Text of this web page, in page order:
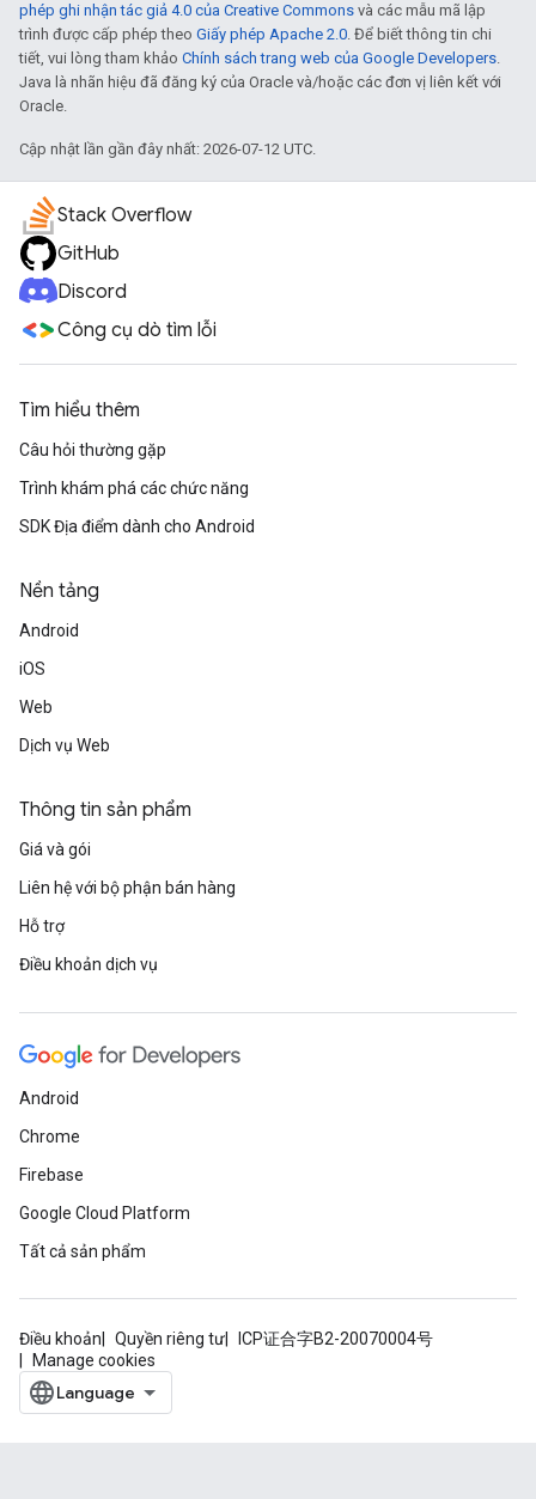
phép ghi nhận tác giả 4.0 của Creative Commons và các mẫu mã lập
trình được cấp phép theo Giấy phép Apache 2.0. Để biết thông tin chi
tiết, vui lòng tham khảo Chính sách trang web của Google Developers.
Java là nhãn hiệu đã đăng ký của Oracle và/hoặc các đơn vị liên kết với
Oracle.
Cập nhật lần gần đây nhất: 2026-07-12 UTC.
Stack Overflow
GitHub
Discord
Công cụ dò tìm lỗi
Tìm hiểu thêm
Câu hỏi thường gặp
Trình khám phá các chức năng
SDK Địa điểm dành cho Android
Nền tảng
Android
iOS
Web
Dịch vụ Web
Thông tin sản phẩm
Giá và gói
Liên hệ với bộ phận bán hàng
Hỗ trợ
Điều khoản dịch vụ
Android
Chrome
Firebase
Google Cloud Platform
Tất cả sản phẩm
Điều khoản Quyền riêng tư
ICP证合字B2-20070004号
Manage cookies